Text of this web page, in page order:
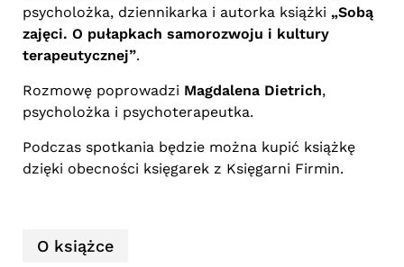
psycholożka, dziennikarka i autorka książki „Sobą
zajęci. O pułapkach samorozwoju i kultury
terapeutycznej”.
Rozmowę poprowadzi Magdalena Dietrich,
psycholożka i psychoterapeutka.
Podczas spotkania będzie można kupić książkę
dzięki obecności księgarek z Księgarni Firmin.
O książce